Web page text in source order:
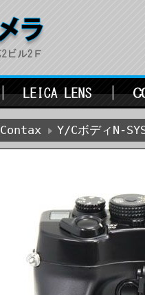
Contax Y/CボディN-